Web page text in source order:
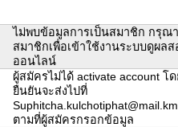
ไม่พบข้อมูลการเป็นสมาชิก กรุณ
สมาชิกเพื่อเข้าใช้งานระบบดูผลส
ออนไลน์
ผู้สมัครไม่ได้ activate account โด
ยืนยันจะส่งไปที่
ตามที่ผู้สมัครกรอกข้อมูล